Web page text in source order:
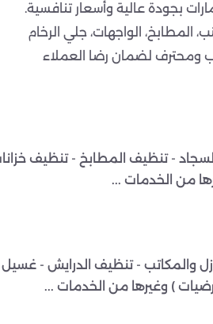
بجودة عالية وأسعار تنافسية.
المطابخ، الواجهات، جلي الرخام
ومحترف لضمان رضا العملاء
- تنظيف المطابخ - تنظيف
من الخدمات ...
والمكاتب - تنظيف الدرايش - غسيل
) وغيرها من الخدمات ...